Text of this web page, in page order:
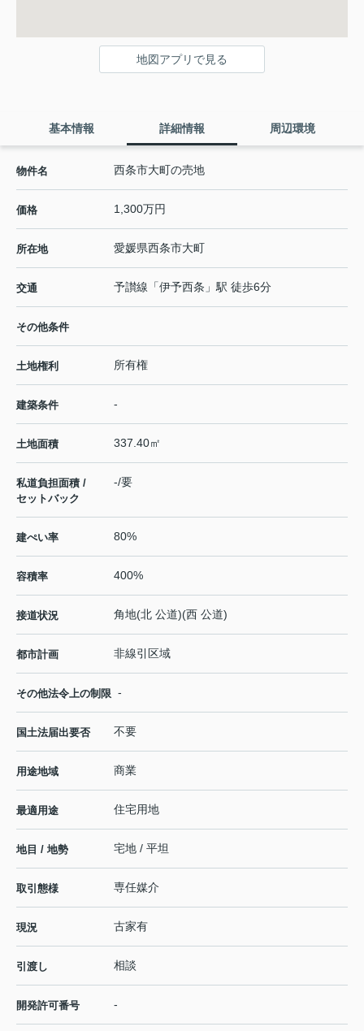
地図アプリで見る
基本情報 詳細情報 周辺環境
物件名 西条市大町の売地
価格 1,300万円
所在地 愛媛県西条市大町
交通 予讃線 「伊予西条 」駅 徒歩6分
その他条件
土地権利 所有権
建築条件 -
土地面積 337.40㎡
私道負担面積 /
セットバック
-/要
建ぺい率 80%
容積率 400%
接道状況 角地(北 公道)(西 公道)
都市計画 非線引区域
その他法令上の制限 -
国土法届出要否 不要
用途地域 商業
最適用途 住宅用地
地目 / 地勢 宅地 / 平坦
取引態様 専任媒介
現況 古家有
引渡し 相談
開発許可番号 -